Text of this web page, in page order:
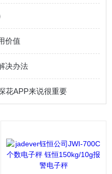
价值
决办法
花APP来说很重要